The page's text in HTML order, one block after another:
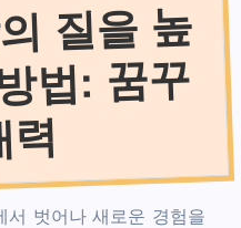
질을 높
법: 꿈꾸
력
서 벗어나 새로운 경험을